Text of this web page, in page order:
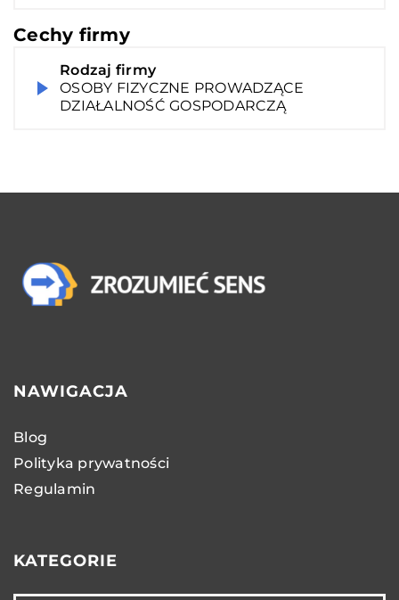
Cechy firmy
Rodzaj firmy
OSOBY FIZYCZNE PROWADZĄCE
DZIAŁALNOŚĆ GOSPODARCZĄ
NAWIGACJA
Blog
Polityka prywatności
Regulamin
KATEGORIE